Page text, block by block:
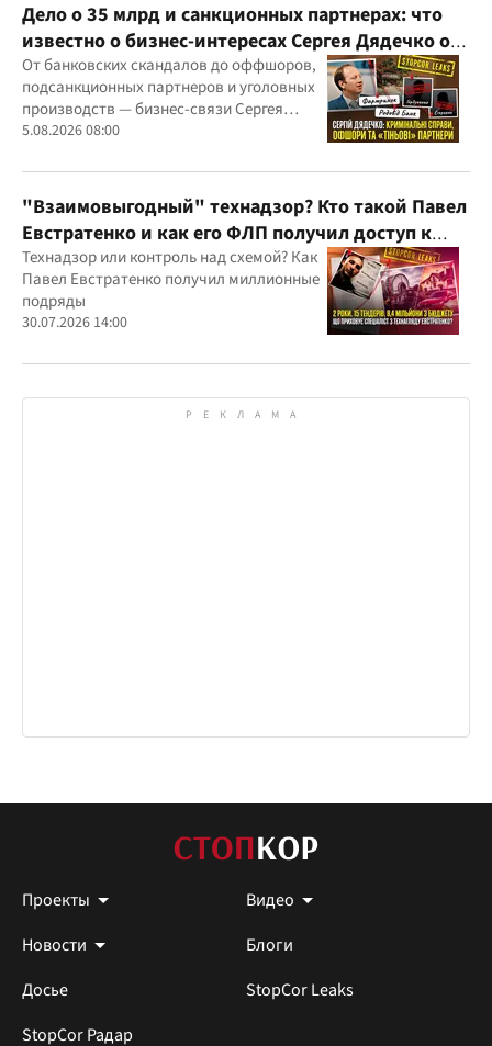
Дело о 35 млрд и санкционных партнерах: что
известно о бизнес-интересах Сергея Дядечко от
"Родовид Банка" до "ФАРМАСЕЛ"
От банковских скандалов до оффшоров,
подсанкционных партнеров и уголовных
производств — бизнес-связи Сергея
Дядечко до сих пор простираются через
юрисдикций
5.08.2026 08:00
"Взаимовыгодный" технадзор? Кто такой Павел
Евстратенко и как его ФЛП получил доступ к
бюджетным миллионам?
Технадзор или контроль над схемой? Как
Павел Евстратенко получил миллионные
подряды
30.07.2026 14:00
Проекты
Видео
Новости
Блоги
Досье
StopCor Leaks
StopCor Радар